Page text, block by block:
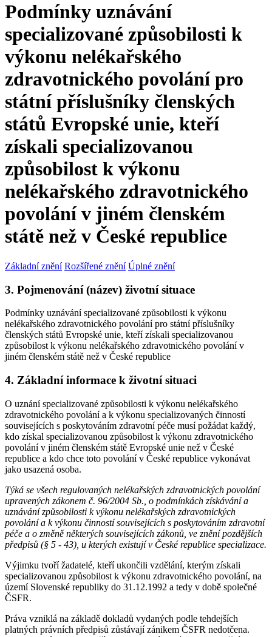
Podmínky uznávání
specializované způsobilosti k
výkonu nelékařského
zdravotnického povolání pro
státní příslušníky členských
států Evropské unie, kteří
získali specializovanou
způsobilost k výkonu
nelékařského zdravotnického
povolání v jiném členském
státě než v České republice
Základní znění Rozšířené znění Úplné znění
3. Pojmenování (název) životní situace
Podmínky uznávání specializované způsobilosti k výkonu
nelékařského zdravotnického povolání pro státní příslušníky
členských států Evropské unie, kteří získali specializovanou
způsobilost k výkonu nelékařského zdravotnického povolání v
jiném členském státě než v České republice
4. Základní informace k životní situaci
O uznání specializované způsobilosti k výkonu nelékařského
zdravotnického povolání a k výkonu specializovaných činností
souvisejících s poskytováním zdravotní péče musí požádat každý,
kdo získal specializovanou způsobilost k výkonu zdravotnického
povolání v jiném členském státě Evropské unie než v České
republice a kdo chce toto povolání v České republice vykonávat
jako usazená osoba.
Týká se všech regulovaných nelékařských zdravotnických povolání
upravených zákonem č. 96/2004 Sb., o podmínkách získávání a
uznávání způsobilosti k výkonu nelékařských zdravotnických
povolání a k výkonu činností souvisejících s poskytováním zdravotní
péče a o změně některých souvisejících zákonů, ve znění pozdějších
předpisů (§ 5 - 43), u kterých existují v České republice specializace.
Výjimku tvoří žadatelé, kteří ukončili vzdělání, kterým získali
specializovanou způsobilost k výkonu zdravotnického povolání, na
území Slovenské republiky do 31.12.1992 a tedy v době společné
ČSFR.
Práva vzniklá na základě dokladů vydaných podle tehdejších
platných právních předpisů zůstávají zánikem ČSFR nedotčena.